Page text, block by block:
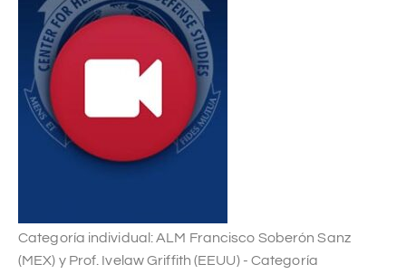
Categoría individual: ALM Francisco Soberón Sanz
(MEX) y Prof. Ivelaw Griffith (EEUU) - Categoría